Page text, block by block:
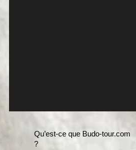
Qu’est-ce que Budo-tour.com
?